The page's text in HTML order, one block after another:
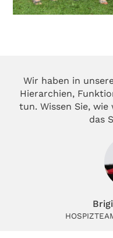
Wir haben in
Hierarchien,
tun. Wissen Sie,
das